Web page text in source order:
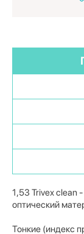
1,53 Trivex clean
оптический
Тонкие (индекс